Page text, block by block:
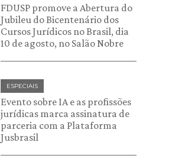
FDUSP promove a Abertura do
Jubileu do Bicentenário dos
Cursos Jurídicos no Brasil, dia
10 de agosto, no Salão Nobre
ESPECIAIS
Evento sobre IA e as profissões
jurídicas marca assinatura de
parceria com a Plataforma
Jusbrasil